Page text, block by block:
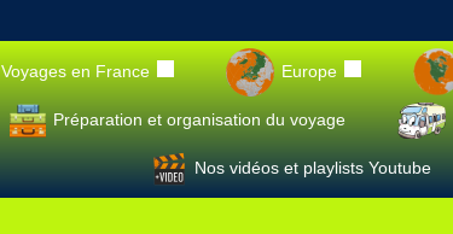
Voyages en France Europe
Préparation et organisation du voyage
Nos vidéos et playlists Youtube